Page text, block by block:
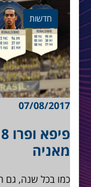
חדשות
07/08/2017
מאניה
כמו בכל שנה, גם